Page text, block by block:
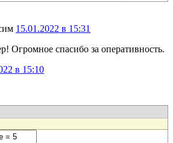
15.01.2022 в 15:31
Огромное спасибо за оперативность.
в 15:10